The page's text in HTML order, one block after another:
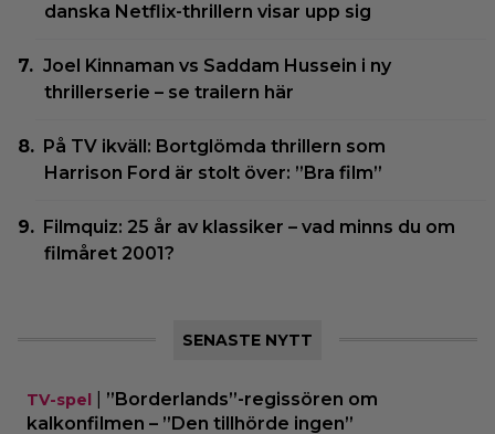
danska Netflix-thrillern visar upp sig
Joel Kinnaman vs Saddam Hussein i ny
thrillerserie – se trailern här
På TV ikväll: Bortglömda thrillern som
Harrison Ford är stolt över: ”Bra film”
Filmquiz: 25 år av klassiker – vad minns du om
filmåret 2001?
SENASTE NYTT
TV-spel
”Borderlands”-regissören om
kalkonfilmen – ”Den tillhörde ingen”